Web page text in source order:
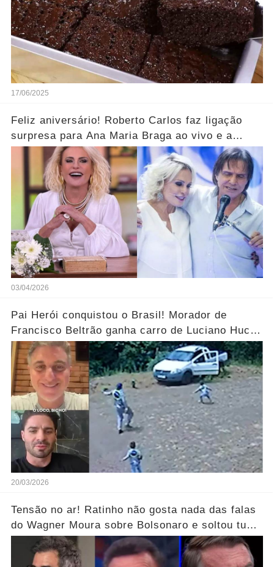
17/06/2025
Feliz aniversário! Roberto Carlos faz ligação
surpresa para Ana Maria Braga ao vivo e a
parabeniza pelo aniversário..... Ver mais
03/04/2026
Pai Herói conquistou o Brasil! Morador de
Francisco Beltrão ganha carro de Luciano Huck
após vídeo dos filhos viralizar.... Ver mais
20/03/2026
Tensão no ar! Ratinho não gosta nada das falas
do Wagner Moura sobre Bolsonaro e soltou tudo
sem filtro.... Veja o vídeo